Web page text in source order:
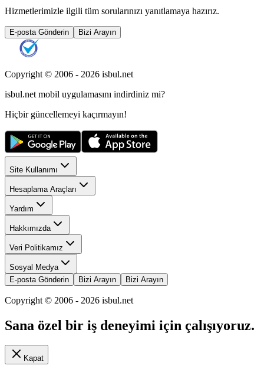
Hizmetlerimizle ilgili tüm sorularınızı yanıtlamaya hazırız.
E-posta Gönderin Bizi Arayın
Copyright © 2006 - 2026 isbul.net
isbul.net mobil uygulamasını indirdiniz mi?
Hiçbir güncellemeyi kaçırmayın!
Site Kullanımı
Hesaplama Araçları
Yardım
Hakkımızda
Veri Politikamız
Sosyal Medya
E-posta Gönderin
Bizi Arayın Bizi Arayın
Copyright © 2006 - 2026 isbul.net
Sana özel bir iş deneyimi için çalışıyoruz.
Kapat